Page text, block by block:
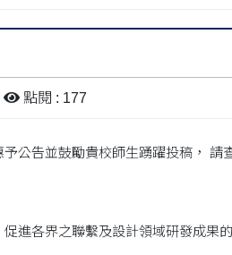
點閱 : 177
公告並鼓勵貴校師生踴躍投稿， 請
進各界之聯繫及設計領域研發成果的